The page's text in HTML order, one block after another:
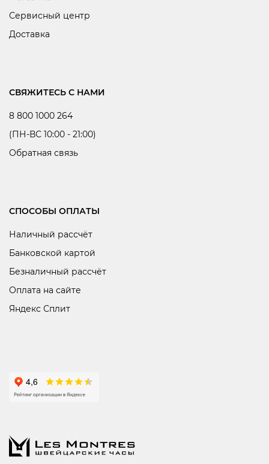
Сервисный центр
Доставка
СВЯЖИТЕСЬ С НАМИ
8 800 1000 264
(ПН-ВС 10:00 - 21:00)
Обратная связь
СПОСОБЫ ОПЛАТЫ
Наличный рассчёт
Банковской картой
Безналичный рассчёт
Оплата на сайте
Яндекс Сплит